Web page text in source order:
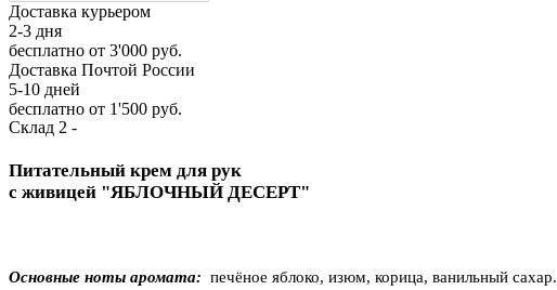
Доставка курьером
2-3 дня
бесплатно от 3'000 руб.
Доставка Почтой России
5-10 дней
бесплатно от 1'500 руб.
Склад 2 -
Питательный крем для рук
с живицей "ЯБЛОЧНЫЙ ДЕСЕРТ"
Основные ноты аромата: печёное яблоко, изюм, корица, ванильный сахар.